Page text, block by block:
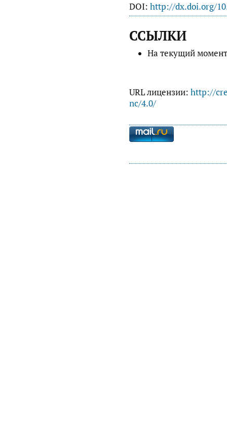
DOI: http://dx.doi.org/
ССЫЛКИ
На текущий
URL лицензии: http://
nc/4.0/